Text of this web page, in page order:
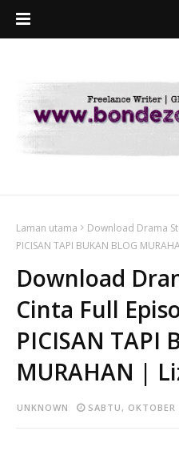
Laman utama
Download Drama
PICISAN TAPI BUKAN BLOG
Download
Cinta Full
PICISAN TAPI
MURAHAN |
UNKNOWN SABTU, OKTOBER